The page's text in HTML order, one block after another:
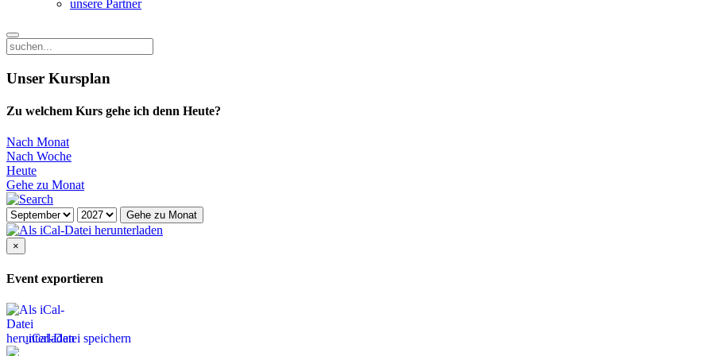
unsere Partner
Unser Kursplan
Zu welchem Kurs gehe ich denn Heute?
Nach Monat
Nach Woche
Heute
Gehe zu Monat
Gehe zu Monat
×
Event exportieren
iCal-Datei speichern